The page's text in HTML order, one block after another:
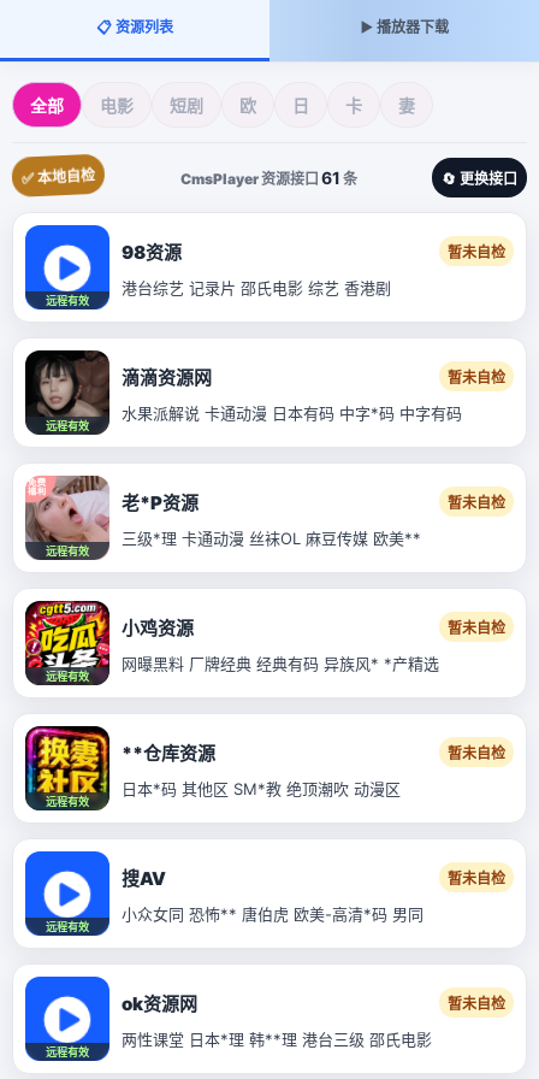
📋 资源列表 ▶️ 播放器下载
全部 电影 短剧 欧 日 卡 妻
✅ 本地自检 CmsPlayer 资源接口 61 条 🔄 更换接口
远程有效
98资源 暂未自检
港台综艺 记录片 邵氏电影 综艺 香港剧
远程有效
滴滴资源网 暂未自检
水果派解说 卡通动漫 日本有码 中字*码 中字有码
远程有效
老*P资源 暂未自检
三级*理 卡通动漫 丝袜OL 麻豆传媒 欧美**
远程有效
小鸡资源 暂未自检
网曝黑料 厂牌经典 经典有码 异族风* *产精选
远程有效
**仓库资源 暂未自检
日本*码 其他区 SM*教 绝顶潮吹 动漫区
远程有效
搜AV 暂未自检
小众女同 恐怖** 唐伯虎 欧美-高清*码 男同
远程有效
ok资源网 暂未自检
两性课堂 日本*理 韩**理 港台三级 邵氏电影